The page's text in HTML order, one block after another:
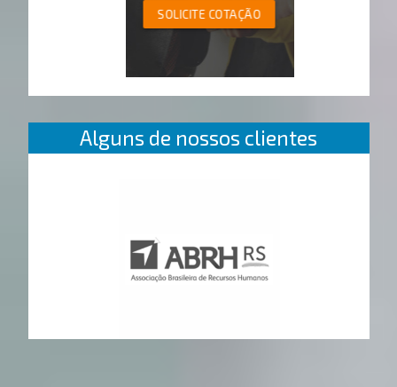
SOLICITE COTAÇÃO
Alguns de nossos clientes